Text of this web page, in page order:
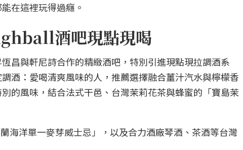
在這裡玩得過癮。
酒吧現點現喝
昌與軒尼詩合作的精緻酒吧，特別引進現點現拉調酒系
酒：愛喝清爽風味的人，推薦選擇融合薑汁汽水與檸檬香
的風味，結合法式干邑、台灣茉莉花茶與蜂蜜的「寶島茉